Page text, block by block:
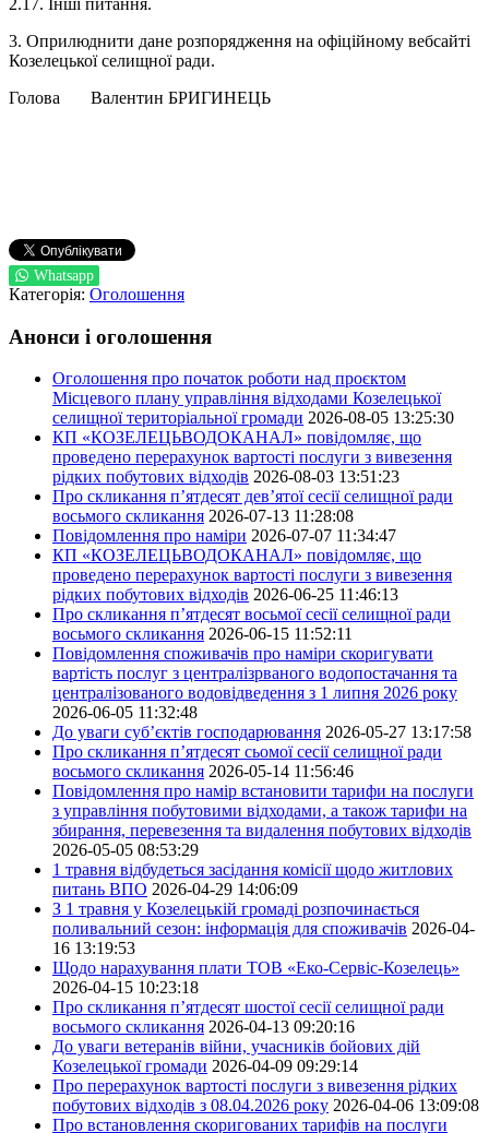
2.17. Інші питання.
3. Оприлюднити дане розпорядження на офіційному вебсайті
Козелецької селищної ради.
Голова Валентин БРИГИНЕЦЬ
Whatsapp
Категорія: Оголошення
Анонси і оголошення
Оголошення про початок роботи над проєктом
Місцевого плану управління відходами Козелецької
селищної територіальної громади 2026-08-05 13:25:30
КП «КОЗЕЛЕЦЬВОДОКАНАЛ» повідомляє, що
проведено перерахунок вартості послуги з вивезення
рідких побутових відходів 2026-08-03 13:51:23
Про скликання п’ятдесят дев’ятої сесії селищної ради
восьмого скликання 2026-07-13 11:28:08
Повідомлення про наміри 2026-07-07 11:34:47
КП «КОЗЕЛЕЦЬВОДОКАНАЛ» повідомляє, що
проведено перерахунок вартості послуги з вивезення
рідких побутових відходів 2026-06-25 11:46:13
Про скликання п’ятдесят восьмої сесії селищної ради
восьмого скликання 2026-06-15 11:52:11
Повідомлення споживачів про наміри скоригувати
вартість послуг з централізрваного водопостачання та
централізованого водовідведення з 1 липня 2026 року
2026-06-05 11:32:48
До уваги суб’єктів господарювання 2026-05-27 13:17:58
Про скликання п’ятдесят сьомої сесії селищної ради
восьмого скликання 2026-05-14 11:56:46
Повідомлення про намір встановити тарифи на послуги
з управління побутовими відходами, а також тарифи на
збирання, перевезення та видалення побутових відходів
2026-05-05 08:53:29
1 травня відбудеться засідання комісії щодо житлових
питань ВПО 2026-04-29 14:06:09
З 1 травня у Козелецькій громаді розпочинається
поливальний сезон: інформація для споживачів 2026-04-
16 13:19:53
Щодо нарахування плати ТОВ «Еко-Сервіс-Козелець»
2026-04-15 10:23:18
Про скликання п’ятдесят шостої сесії селищної ради
восьмого скликання 2026-04-13 09:20:16
До уваги ветеранів війни, учасників бойових дій
Козелецької громади 2026-04-09 09:29:14
Про перерахунок вартості послуги з вивезення рідких
побутових відходів з 08.04.2026 року 2026-04-06 13:09:08
Про встановлення скоригованих тарифів на послуги